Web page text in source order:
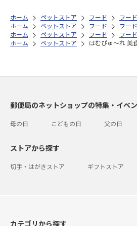
ホーム ペットストア フード フー
ホーム
ペットストア フード フー
ホーム
ペットストア フード フー
ホーム
ペットストア はむぴゅ～れ 美
郵便局のネットショップの特集・イベ
母の日 こどもの日 父の日
ストアから探す
切手・はがきストア ギフトストア
カテゴリから探す